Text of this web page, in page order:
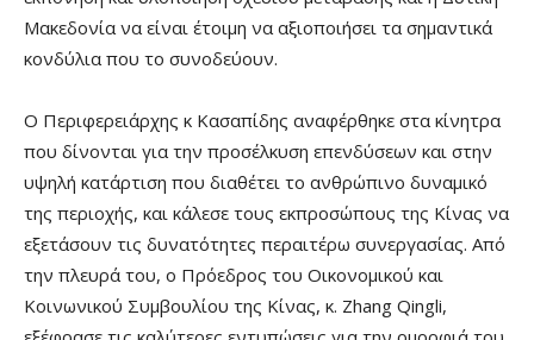
Μακεδονία να είναι έτοιμη να αξιοποιήσει τα σημαντικά
κονδύλια που το συνοδεύουν.
Ο Περιφερειάρχης κ Κασαπίδης αναφέρθηκε στα κίνητρα
που δίνονται για την προσέλκυση επενδύσεων και στην
υψηλή κατάρτιση που διαθέτει το ανθρώπινο δυναμικό
της περιοχής, και κάλεσε τους εκπροσώπους της Κίνας να
εξετάσουν τις δυνατότητες περαιτέρω συνεργασίας. Από
την πλευρά του, ο Πρόεδρος του Οικονομικού και
Κοινωνικού Συμβουλίου της Κίνας, κ. Zhang Qingli,